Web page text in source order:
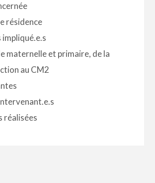
résidence
impliqué.e.s
maternelle et primaire, de la
au CM2
réalisées